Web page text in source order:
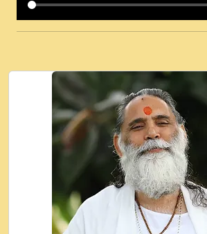
कई पकड क मर हथ र मह वदवन
Ki - Krishna Bhajan - New
#Ishwar Bhakti.mp3
जब से गीता ज्ञान पाया मैं बड़ी मस्ती
Rishikesh - Ratan Ji Rasik.mp3
तन हल दल द सनव मड उतत सर
गल लग जव त सर उतत हथ रख द!.mp3
तू कर प्रीतम से प्रीत, यूहीं दिन
2018 - Rishikesh - Swami